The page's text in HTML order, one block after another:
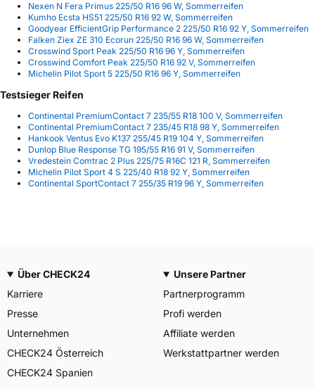
Nexen N Fera Primus 225/50 R16 96 W, Sommerreifen
Kumho Ecsta HS51 225/50 R16 92 W, Sommerreifen
Goodyear EfficientGrip Performance 2 225/50 R16 92 Y, Sommerreifen
Falken Ziex ZE 310 Ecorun 225/50 R16 96 W, Sommerreifen
Crosswind Sport Peak 225/50 R16 96 Y, Sommerreifen
Crosswind Comfort Peak 225/50 R16 92 V, Sommerreifen
Michelin Pilot Sport 5 225/50 R16 96 Y, Sommerreifen
Testsieger Reifen
Continental PremiumContact 7 235/55 R18 100 V, Sommerreifen
Continental PremiumContact 7 235/45 R18 98 Y, Sommerreifen
Hankook Ventus Evo K137 255/45 R19 104 Y, Sommerreifen
Dunlop Blue Response TG 195/55 R16 91 V, Sommerreifen
Vredestein Comtrac 2 Plus 225/75 R16C 121 R, Sommerreifen
Michelin Pilot Sport 4 S 225/40 R18 92 Y, Sommerreifen
Continental SportContact 7 255/35 R19 96 Y, Sommerreifen
Über CHECK24
Karriere
Presse
Unternehmen
CHECK24 Österreich
CHECK24 Spanien
Unsere Partner
Partnerprogramm
Profi werden
Affiliate werden
Werkstattpartner werden